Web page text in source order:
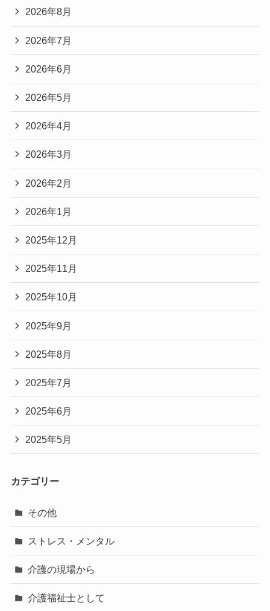
2026年8月
2026年7月
2026年6月
2026年5月
2026年4月
2026年3月
2026年2月
2026年1月
2025年12月
2025年11月
2025年10月
2025年9月
2025年8月
2025年7月
2025年6月
2025年5月
カテゴリー
その他
ストレス・メンタル
介護の現場から
介護福祉士として